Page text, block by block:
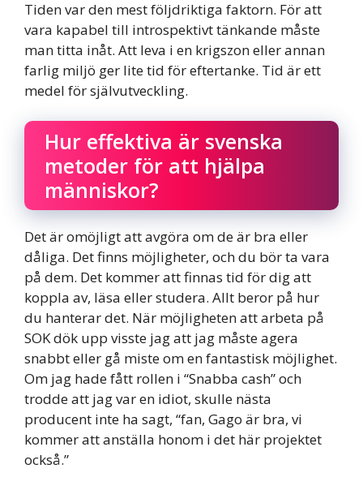
Tiden var den mest följdriktiga faktorn. För att
vara kapabel till introspektivt tänkande måste
man titta inåt. Att leva i en krigszon eller annan
farlig miljö ger lite tid för eftertanke. Tid är ett
medel för självutveckling.
Hur effektiva är svenska
metoder för att hjälpa
människor?
Det är omöjligt att avgöra om de är bra eller
dåliga. Det finns möjligheter, och du bör ta vara
på dem. Det kommer att finnas tid för dig att
koppla av, läsa eller studera. Allt beror på hur
du hanterar det. När möjligheten att arbeta på
SOK dök upp visste jag att jag måste agera
snabbt eller gå miste om en fantastisk möjlighet.
Om jag hade fått rollen i “Snabba cash” och
trodde att jag var en idiot, skulle nästa
producent inte ha sagt, “fan, Gago är bra, vi
kommer att anställa honom i det här projektet
också.”